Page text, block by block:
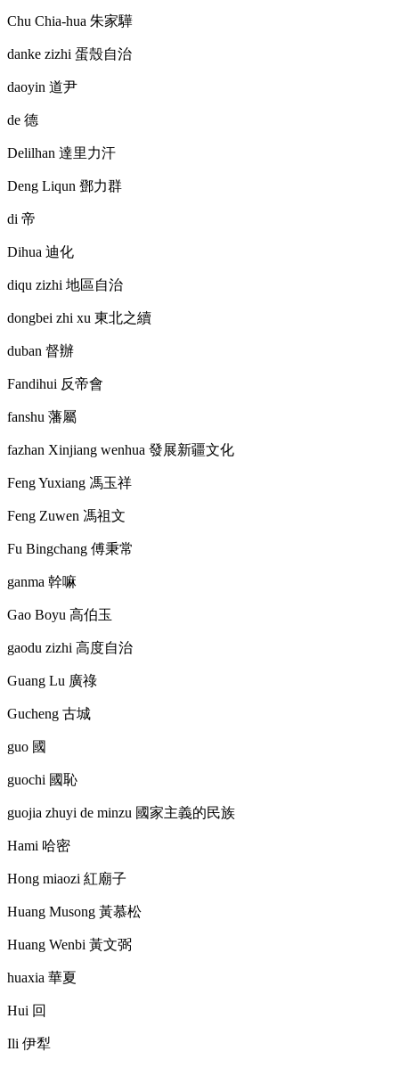
Chu Chia-hua 朱家驊
danke zizhi 蛋殼自治
daoyin 道尹
de 德
Delilhan 達里力汗
Deng Liqun 鄧力群
di 帝
Dihua 迪化
diqu zizhi 地區自治
dongbei zhi xu 東北之續
duban 督辦
Fandihui 反帝會
fanshu 藩屬
fazhan Xinjiang wenhua 發展新疆文化
Feng Yuxiang 馮玉祥
Feng Zuwen 馮祖文
Fu Bingchang 傅秉常
ganma 幹嘛
Gao Boyu 高伯玉
gaodu zizhi 高度自治
Guang Lu 廣祿
Gucheng 古城
guo 國
guochi 國恥
guojia zhuyi de minzu 國家主義的民族
Hami 哈密
Hong miaozi 紅廟子
Huang Musong 黃慕松
Huang Wenbi 黃文弼
huaxia 華夏
Hui 回
Ili 伊犁